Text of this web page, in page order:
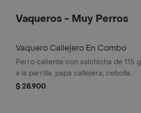
alimentos de origen animal)
Vaqueros - Muy Perros
Vaquero Callejero En Combo
Perro caliente con salchicha de 115 g
a la parrilla, papa callejera, cebolla
picada, salsa blanca, salsa de tomate
$ 28.900